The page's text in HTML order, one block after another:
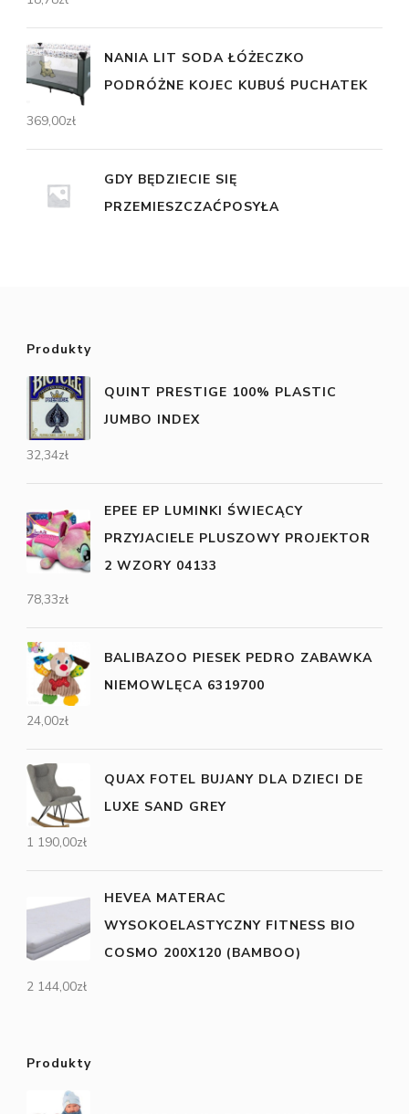
NANIA LIT SODA ŁÓŻECZKO
PODRÓŻNE KOJEC KUBUŚ PUCHATEK
369,00zł
GDY BĘDZIECIE SIĘ
PRZEMIESZCZAĆPOSYŁA
Produkty
QUINT PRESTIGE 100% PLASTIC
JUMBO INDEX
32,34zł
EPEE EP LUMINKI ŚWIECĄCY
PRZYJACIELE PLUSZOWY PROJEKTOR
2 WZORY 04133
78,33zł
BALIBAZOO PIESEK PEDRO ZABAWKA
NIEMOWLĘCA 6319700
24,00zł
QUAX FOTEL BUJANY DLA DZIECI DE
LUXE SAND GREY
1 190,00zł
HEVEA MATERAC
WYSOKOELASTYCZNY FITNESS BIO
COSMO 200X120 (BAMBOO)
2 144,00zł
Produkty